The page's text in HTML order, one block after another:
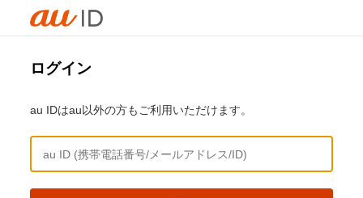
ログイン
au IDはau以外の方もご利用いただけます。